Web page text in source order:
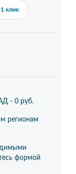
клик
- 0 руб.
регионам
формой